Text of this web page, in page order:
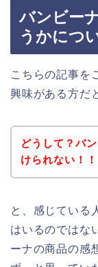
バンビー
うかにつ
こちらの記事を
興味がある方だ
どうして？バ
けられない！！
と、感じている
はいるのではな
ーナの商品の感